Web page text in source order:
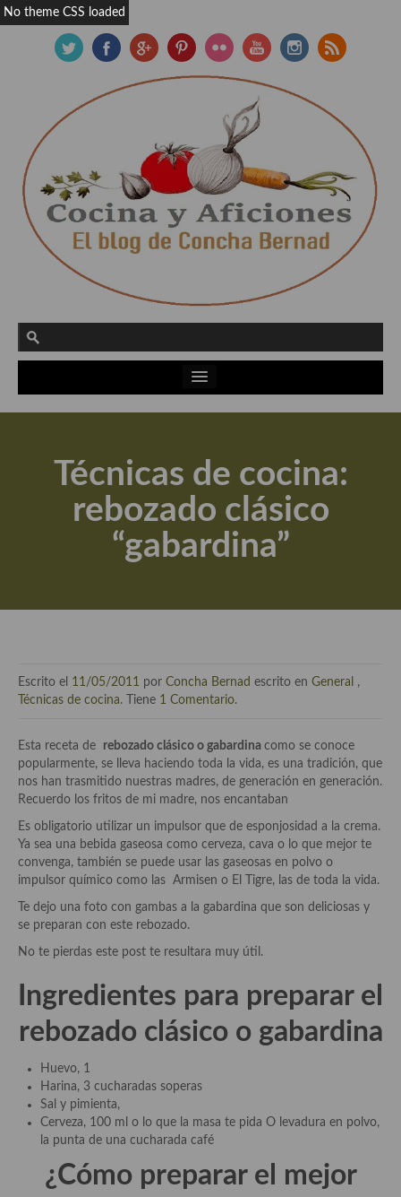
Actualidad y recomendaciones
Apuntes, estudios sobre temas interesantes e importantes
Aceite de Oliva Virgen Extra (AOVE)
Recetas maridadas con los mejores AOVES
Tiendas especiales
Especias, hierbas, condimentos, espesantes y aditivos
Historia de la gastronomía, platos celebres, cocineros, críticos,
historias culinarias y otras cosas
Origen y evolución de la comida
Ocio – restaurantes, bares, tabernas
En El Candelero
Las opiniones de la «Cocinera»
Prensa
Recetas
Acompañamientos
Airfryer recetas
Técnicas de cocina:
rebozado clásico
“gabardina”
Escrito el 11/05/2011 por Concha Bernad escrito en General
,
Técnicas de cocina. Tiene 1 Comentario.
Esta receta de rebozado clásico o gabardina como se conoce
popularmente, se lleva haciendo toda la vida, es una tradición, que
nos han trasmitido nuestras madres, de generación en generación.
Recuerdo los fritos de mi madre, nos encantaban
Es obligatorio utilizar un impulsor que de esponjosidad a la crema.
Ya sea una bebida gaseosa como cerveza, cava o lo que mejor te
convenga, también se puede usar las gaseosas en polvo o
impulsor químico como las Armisen o El Tigre, las de toda la vida.
Te dejo una foto con gambas a la gabardina que son deliciosas y
se preparan con este rebozado.
No te pierdas este post te resultara muy útil.
Ingredientes para preparar el
rebozado clásico o gabardina
Huevo, 1
Harina, 3 cucharadas soperas
Sal y pimienta,
Cerveza, 100 ml o lo que la masa te pida O levadura en polvo,
la punta de una cucharada café
¿Cómo preparar el mejor
No theme CSS loaded